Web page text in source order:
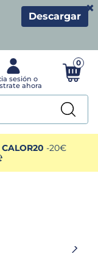
Descargar
×
0
CALOR20 -20€